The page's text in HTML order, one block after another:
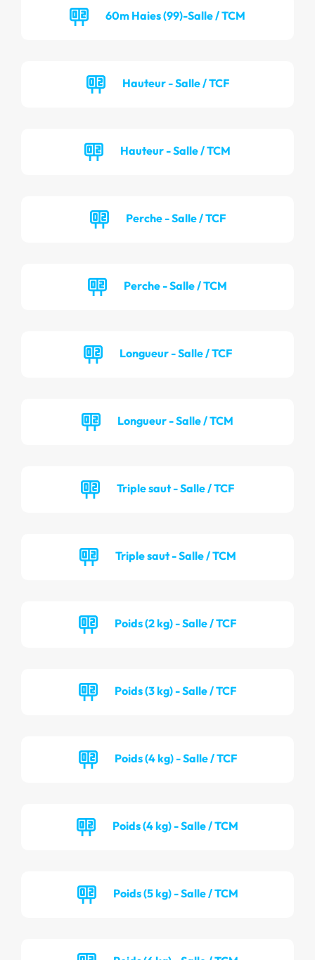
60m Haies (99)-Salle / TCM
Hauteur - Salle / TCF
Hauteur - Salle / TCM
Perche - Salle / TCF
Perche - Salle / TCM
Longueur - Salle / TCF
Longueur - Salle / TCM
Triple saut - Salle / TCF
Triple saut - Salle / TCM
Poids (2 kg) - Salle / TCF
Poids (3 kg) - Salle / TCF
Poids (4 kg) - Salle / TCF
Poids (4 kg) - Salle / TCM
Poids (5 kg) - Salle / TCM